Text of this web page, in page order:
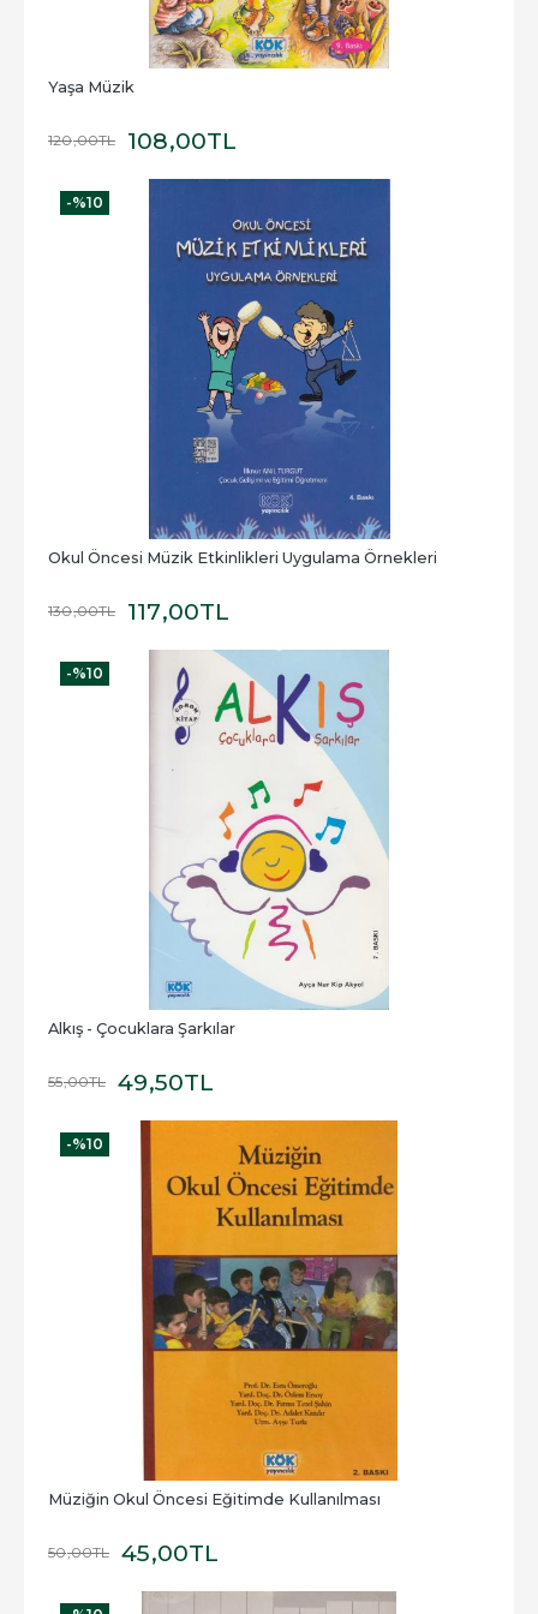
Yaşa Müzik
120,00TL 108,00TL
-%10
Okul Öncesi Müzik Etkinlikleri Uygulama Örnekleri
130,00TL 117,00TL
-%10
Alkış - Çocuklara Şarkılar
55,00TL 49,50TL
-%10
Müziğin Okul Öncesi Eğitimde Kullanılması
50,00TL 45,00TL